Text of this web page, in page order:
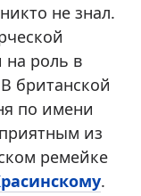
не знал.
на роль в
британской
по имени
из
ремейке
.